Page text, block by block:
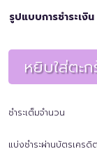
รูปแบบการชำระเงิน
หยิบใส่ตะก
ชำระเต็มจำนวน
แบ่งชำระผ่านบัตรเคร